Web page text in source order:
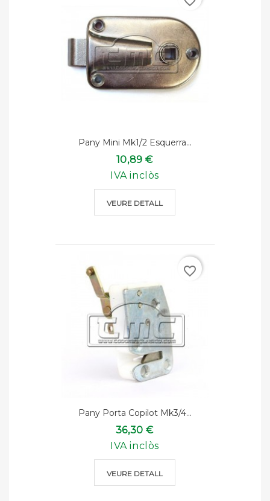
Pany Mini Mk1/2 Esquerra...
10,89 €
IVA inclòs
VEURE DETALL
Pany Porta Copilot Mk3/4...
36,30 €
IVA inclòs
VEURE DETALL
favorite_border